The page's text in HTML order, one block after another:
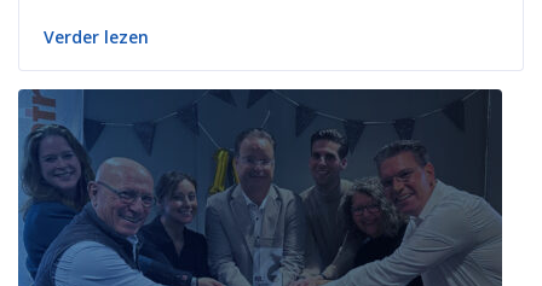
Verder lezen